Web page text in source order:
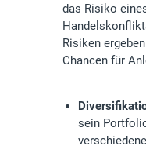
das Risiko
Risiken
Chancen für
sein